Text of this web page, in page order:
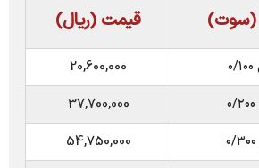
(سوت) قیمت (ریال)
20,600,000
37,700,000
54,750,000